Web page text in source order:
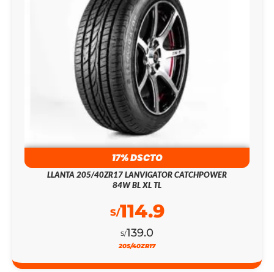
17% DSCTO
LLANTA 205/40ZR17 LANVIGATOR CATCHPOWER
84W BL XL TL
S/139.0
S/114.9
205/40ZR17